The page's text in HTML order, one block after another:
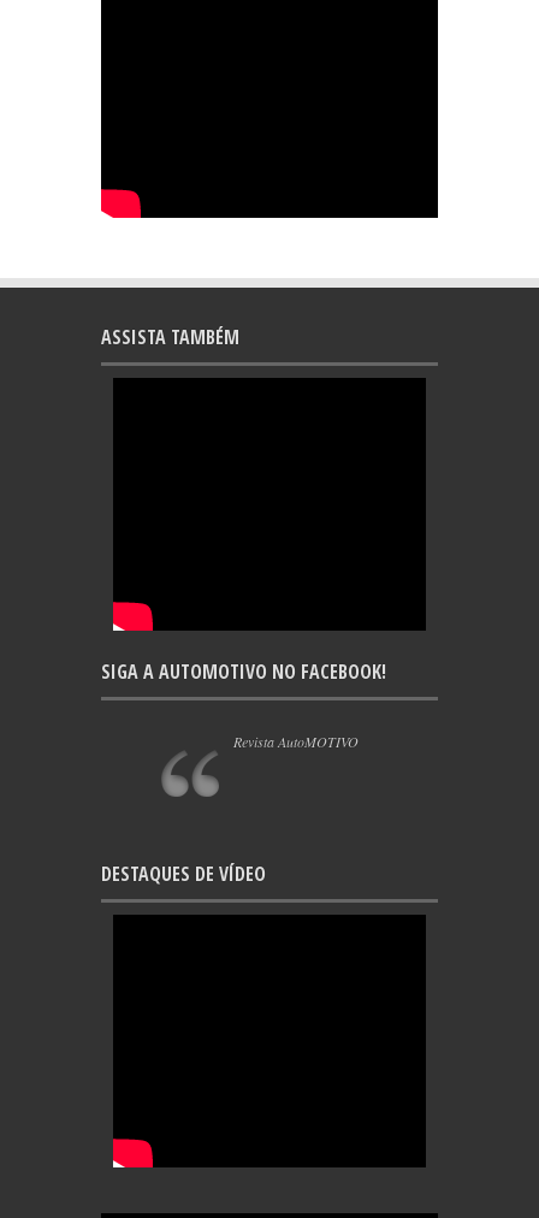
ASSISTA TAMBÉM
SIGA A AUTOMOTIVO NO FACEBOOK!
Revista AutoMOTIVO
DESTAQUES DE VÍDEO